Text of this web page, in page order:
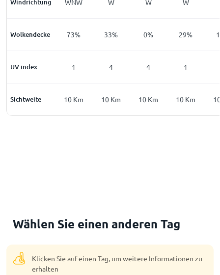
Windrichtung
W WNW W W W
Wolkendecke
15% 73% 33% 0% 29%
UV index
0 1 4 4 1
Sichtweite
10Km 10 Km 10 Km 10 Km 10 Km
Wählen Sie einen anderen Tag
Klicken Sie auf einen Tag, um weitere Informationen zu
erhalten